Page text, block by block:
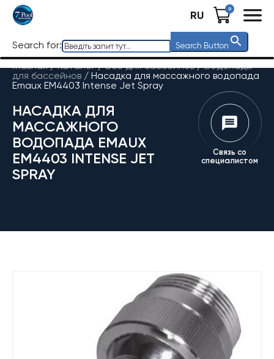
RU 0
Search for: Search Button
Главная / Каталог/Все для бассейнов/Водопады
для бассейнов / Насадка для массажного водопада
Emaux EM4403 Intense Jet Spray
НАСАДКА ДЛЯ
МАССАЖНОГО
ВОДОПАДА EMAUX
EM4403 INTENSE JET
SPRAY
Связь со
специалистом